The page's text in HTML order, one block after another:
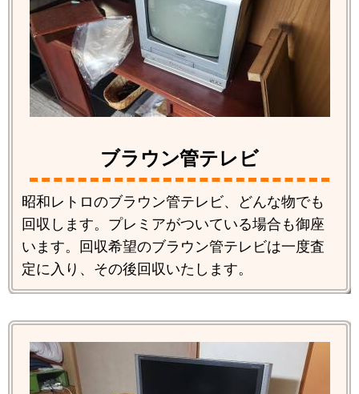
ブラウン管テレビ
昭和レトロのブラウン管テレビ、どんな物でも
回収します。プレミアがついている場合も御座
います。回収希望のブラウン管テレビは一度査
定に入り、その後回収いたします。